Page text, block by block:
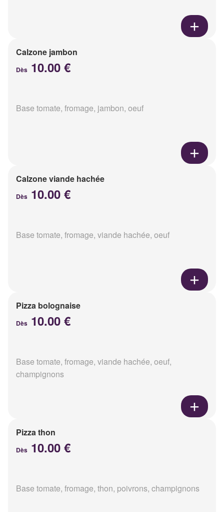
Calzone jambon
Dès 10.00 €
Base tomate, fromage, jambon, oeuf
Calzone viande hachée
Dès 10.00 €
Base tomate, fromage, viande hachée, oeuf
Pizza bolognaise
Dès 10.00 €
Base tomate, fromage, viande hachée, oeuf,
champignons
Pizza thon
Dès 10.00 €
Base tomate, fromage, thon, poivrons, champignons